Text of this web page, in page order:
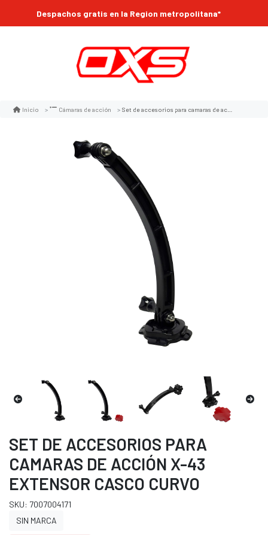
Despachos gratis en la Region metropolitana*
Inicio Cámaras de acción Set de accesorios para camaras de acción x-43 extensor casco curvo
SET DE ACCESORIOS PARA
CAMARAS DE ACCIÓN X-43
EXTENSOR CASCO CURVO
SKU: 7007004171
SIN MARCA